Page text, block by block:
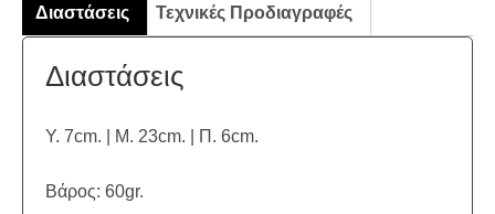
Διαστάσεις Τεχνικές Προδιαγραφές
Διαστάσεις
Υ. 7cm. | Μ. 23cm. | Π. 6cm.
Βάρος: 60gr.